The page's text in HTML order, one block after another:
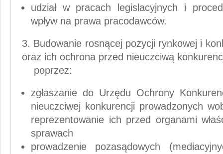
udział w pracach legislacyjnych i
wpływ na prawa pracodawców.
3. Budowanie rosnącej pozycji rynkowej i
oraz ich ochrona przed nieuczciwą
poprzez:
zgłaszanie do Urzędu Ochrony
nieuczciwej konkurencji prowadzonych
reprezentowanie ich przed organami
sprawach
prowadzenie pozasądowych